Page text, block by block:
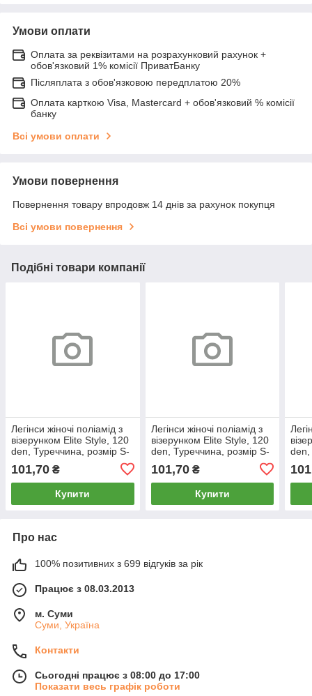
Умови оплати
Оплата за реквізитами на розрахунковий рахунок +
обов'язковий 1% комісії ПриватБанку
Післяплата з обов'язковою передплатою 20%
Оплата карткою Visa, Mastercard + обов'язковий % комісії
банку
Всі умови оплати
Умови повернення
Повернення товару впродовж 14 днів за рахунок покупця
Всі умови повернення
Подібні товари компанії
Легінси жіночі поліамід з
візерунком Elite Style, 120
den, Туреччина, розмір S-
101,70 ₴
Купити
Легінси жіночі поліамід з
візерунком Elite Style, 120
den, Туреччина, розмір S-
101,70₴
Купити
den,
Про нас
100% позитивних з 699 відгуків за рік
Працює з 08.03.2013
м. Суми
Суми, Україна
Контакти
Сьогодні працює з 08:00 до 17:00
Показати весь графік роботи